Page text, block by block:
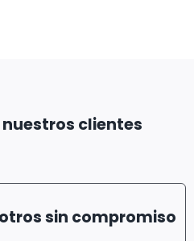
sin compromiso
clientes